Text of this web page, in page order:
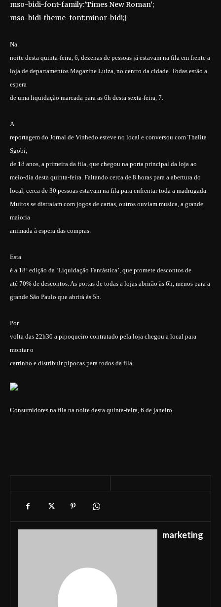
mso-bidi-font-family:’Times New Roman’;
mso-bidi-theme-font:minor-bidi;}
Na
noite desta quinta-feira, 6, dezenas de pessoas já estavam na fila em frente a
loja de departamentos Magazine Luiza, no centro da cidade. Todas estão a
espera
de uma liquidação marcada para as 6h desta sexta-feira, 7.
A
reportagem do Jornal de Vinhedo esteve no local e conversou com Thalita
Sgobi,
de 18 anos, a primeira da fila, que chegou na porta principal da loja ao
meio-dia desta quinta-feira. Faltando cerca de 8 horas para a abertura do
local, cerca de 30 pessoas estavam na fila para enfrentar toda a madrugada.
Muitos se distraiam com jogos de cartas, outros ouviam musica, a grande
maioria
animada à espera das compras.
Esta
é a 18ª edição da ‘Liquidação Fantástica’, que promete descontos de
até 70% de descontos. As portas de todas a lojas abrirão às 6h, menos para a
grande São Paulo que abrirá às 5h.
Por
volta das 22h30 a pipoqueiro contratado pela loja chegou a local para
montar o
carrinho e distribuir pipocas para todos da fila.
Consumidores na fila na noite desta quinta-feira, 6 de janeiro.
marketing